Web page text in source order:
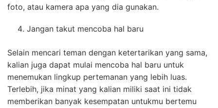
foto, atau kamera apa yang dia gunakan.
Jangan takut mencoba hal baru
Selain mencari teman dengan ketertarikan yang sama,
kalian juga dapat mulai mencoba hal baru untuk
menemukan lingkup pertemanan yang lebih luas.
Terlebih, jika minat yang kalian miliki saat ini tidak
memberikan banyak kesempatan untukmu bertemu